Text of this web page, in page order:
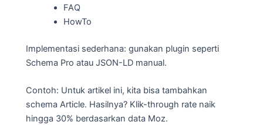
FAQ
HowTo
Implementasi sederhana: gunakan plugin seperti
Schema Pro atau JSON-LD manual.
Contoh: Untuk artikel ini, kita bisa tambahkan
schema Article. Hasilnya? Klik-through rate naik
hingga 30% berdasarkan data Moz.